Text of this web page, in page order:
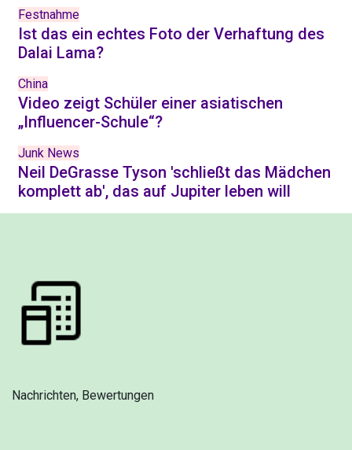
Festnahme
Ist das ein echtes Foto der Verhaftung des
Dalai Lama?
China
Video zeigt Schüler einer asiatischen
„Influencer-Schule“?
Junk News
Neil DeGrasse Tyson 'schließt das Mädchen
komplett ab', das auf Jupiter leben will
Nachrichten, Bewertungen